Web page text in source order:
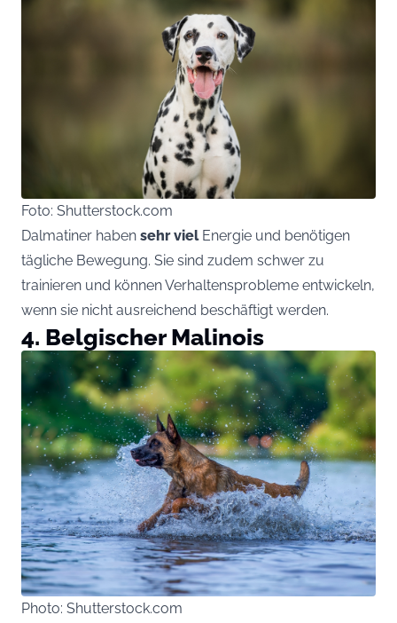
Foto: Shutterstock.com
Dalmatiner haben sehr vielEnergie und benötigen
tägliche Bewegung. Sie sind zudem schwer zu
trainieren und können Verhaltensprobleme entwickeln,
wenn sie nicht ausreichend beschäftigt werden.
4. Belgischer Malinois
Photo: Shutterstock.com